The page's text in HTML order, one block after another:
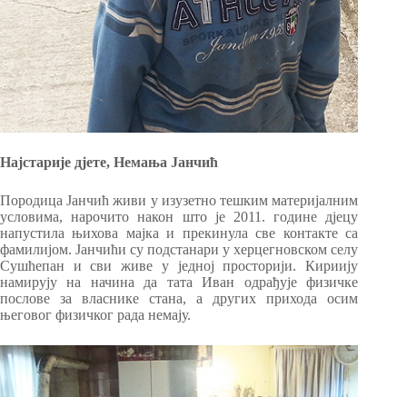
Најстарије дјете, Немања Јанчић
Породица Јанчић живи у изузетно тешким материјалним
условима, нарочито након што је 2011. године дјецу
напустила њихова мајка и прекинула све контакте са
фамилијом. Јанчићи су подстанари у херцегновском селу
Сушћепан и сви живе у једној просторији. Кириију
намирују на начина да тата Иван одрађује физичке
послове за власнике стана, а других прихода осим
његовог физичког рада немају.